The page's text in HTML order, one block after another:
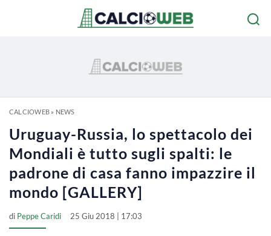
CALCIOWEB» NEWS
Uruguay-Russia, lo spettacolo dei
Mondiali è tutto sugli spalti: le
padrone di casa fanno impazzire il
mondo [GALLERY]
di Peppe Caridi 25 Giu 2018 | 17:03